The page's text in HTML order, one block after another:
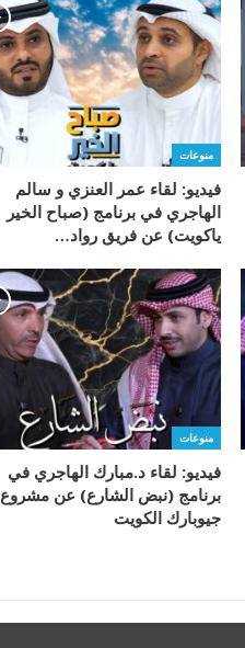
منوعات
فيديو: لقاء عمر العنزي و سالم
الهاجري في برنامج (صباح الخير
ياكويت) عن فريق رواد…
منوعات
فيديو: لقاء د.مبارك الهاجري في
برنامج (نبض الشارع) عن مشروع
جيوبارك الكويت